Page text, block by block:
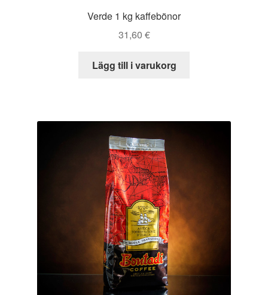
Verde 1 kg kaffebönor
31,60 €
Lägg till i varukorg